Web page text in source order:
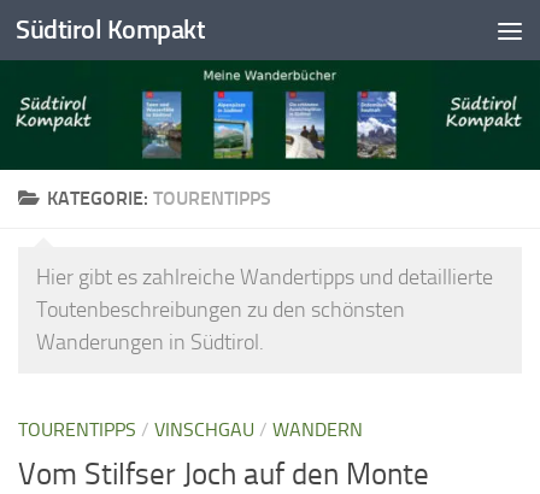
Skip to content
Südtirol Kompakt
KATEGORIE: TOURENTIPPS
Hier gibt es zahlreiche Wandertipps und detaillierte
Toutenbeschreibungen zu den schönsten
Wanderungen in Südtirol.
TOURENTIPPS / VINSCHGAU / WANDERN
Vom Stilfser Joch auf den Monte